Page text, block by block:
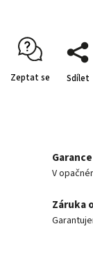
Zeptat se Sdílet
V
Záruka